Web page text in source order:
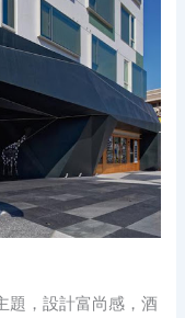
題，設計富尚感，酒